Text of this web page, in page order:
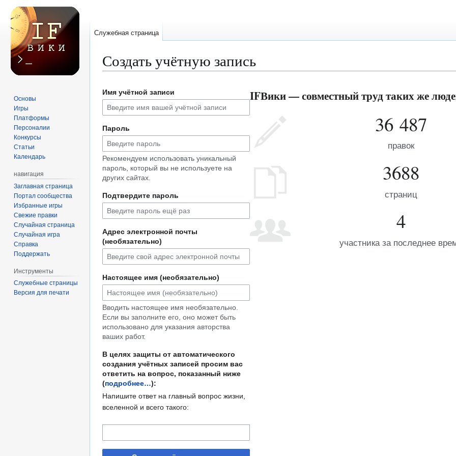
Создать учётную запись
к
навигации
к
поиску
Имя учётной записи
Пароль
Рекомендуем использовать уникальный
пароль, который вы не используете на
других сайтах.
Подтвердите пароль
Адрес электронной почты
(необязательно)
Настоящее имя (необязательно)
Вводить настоящее имя необязательно.
Если вы заполните его, оно может быть
использовано для указания авторства
ваших работ.
В целях защиты от автоматического
создания учётных записей просим вас
ответить на вопрос, показанный ниже
(подробнее…):
Напишите ответ на главный вопрос жизни,
вселенной и всего такого:
IFВики — совместный труд таких же
36 487
правок
3688
страниц
4
участника за последнее
Служебная страница
Основы
Игры
Платформы
Персоналии
Конкурсы
Статьи
Календарь
навигация
Заглавная страница
Портал сообщества
Избранные игры
Свежие правки
Случайная страница
Случайная игра
Справка
Поддержать
Инструменты
Служебные страницы
Версия для печати